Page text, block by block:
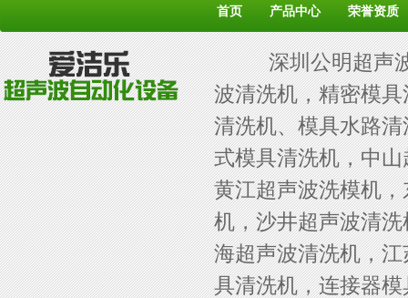
首页 产品中心 荣誉资质
深圳公明超声波发
波清洗机，精密模
清洗机、模具水路
式模具清洗机，中
黄江超声波洗模机
机，沙井超声波清
海超声波清洗机，
具清洗机，连接器